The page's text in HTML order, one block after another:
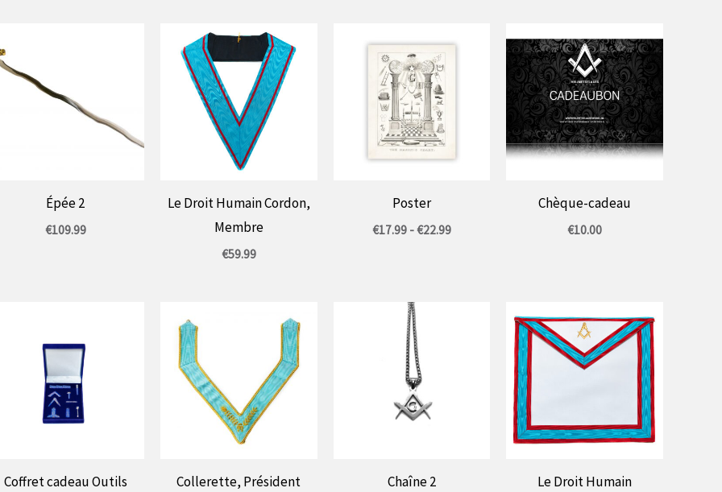
Épée 2
€109.99
Le Droit Humain Cordon,
Membre
€59.99
Poster
€17.99 -€22.99Gamme
Chèque-cadeau
€10.00
Coffret cadeau Outils
Collerette, Président
Chaîne 2
Le Droit Humain